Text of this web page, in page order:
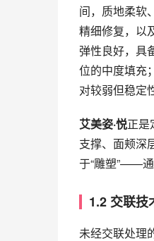
间，质地柔软
精细修复，以
弹性良好，具
位的中度填充；
对较弱但稳定
艾美姿·悦正是
支撑、面颊深
于“雕塑”——通
1.2 交联技
未经交联处理